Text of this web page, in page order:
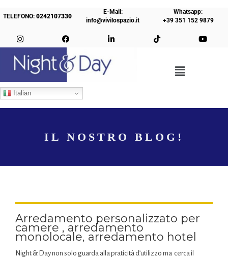
TELEFONO:0242107330
E-Mail:
info@vivilospazio.it
Whatsapp:
+39 351 152 9879
Italian
IL NOSTRO BLOG!
Arredamento personalizzato per
camere , arredamento
monolocale, arredamento hotel
Night & Day non solo guarda alla praticità d’utilizzo ma cerca il